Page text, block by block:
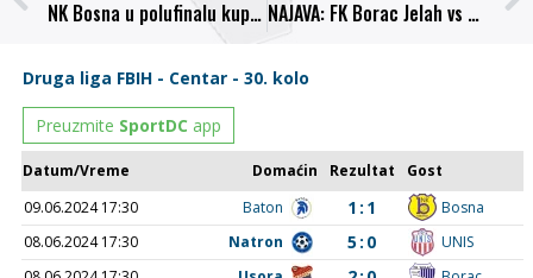
NK Bosna u polufinalu kupa ZDK NAJAVA: FK Borac Jelah vs NK Bosna Visoko